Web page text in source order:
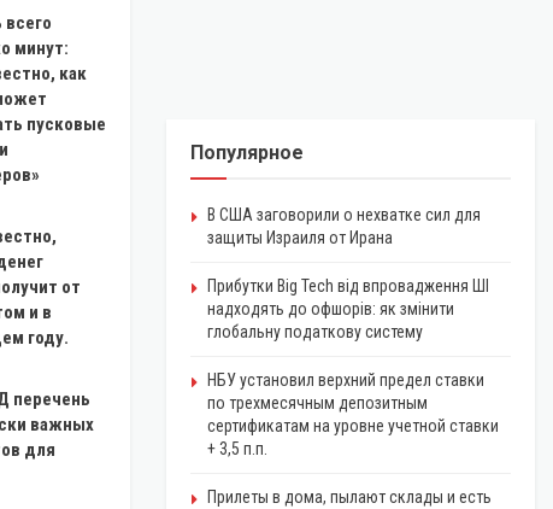
минут:
как
пусковые
от
и в
году.
перечень
важных
для
Популярное
В США заговорили о нехватке сил для
защиты Израиля от Ирана
Прибутки Big Tech від впровадження ШІ
надходять до офшорів: як змінити
глобальну податкову систему
НБУ установил верхний предел ставки
по трехмесячным депозитным
сертификатам на уровне учетной ставки
+ 3,5 п.п.
Прилеты в дома, пылают склады и есть